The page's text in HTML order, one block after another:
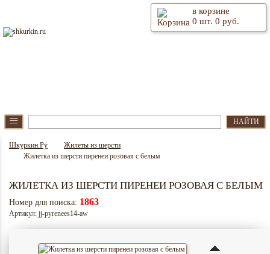
в корзине
0 шт. 0 руб.
≡ НАЙТИ
Шкуркин.Ру
Жилеты из шерсти
Жилетка из шерсти пиренеи розовая с белым
ЖИЛЕТКА ИЗ ШЕРСТИ ПИРЕНЕИ РОЗОВАЯ С БЕЛЫМ
Номер для поиска: 1863
Артикул: jj-pyrenees14-aw